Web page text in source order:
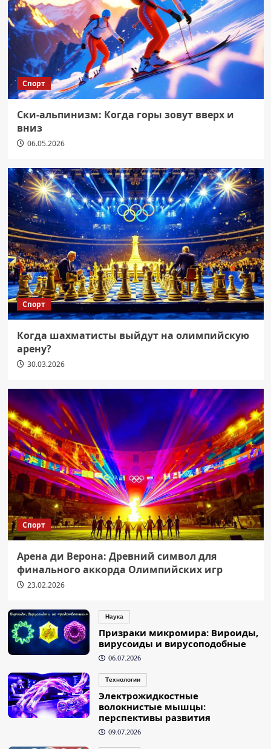
Спорт
Ски-альпинизм: Когда горы зовут вверх и
вниз
06.05.2026
Спорт
Когда шахматисты выйдут на олимпийскую
арену?
30.03.2026
Спорт
Арена ди Верона: Древний символ для
финального аккорда Олимпийских игр
23.02.2026
Наука
Призраки микромира: Вироиды,
вирусоиды и вирусоподобные
06.07.2026
Технологии
Электрожидкостные
волокнистые мышцы:
перспективы развития
09.07.2026